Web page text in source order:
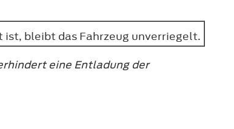
bleibt das Fahrzeug unverriegelt.
eine Entladung der